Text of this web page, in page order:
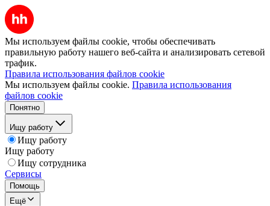
Мы используем файлы cookie, чтобы обеспечивать
правильную работу нашего веб-сайта и анализировать сетевой
трафик.
Правила использования файлов cookie
Мы используем файлы cookie. Правила использования
файлов cookie
Понятно
Ищу работу
Ищу работу
Ищу работу
Ищу сотрудника
Сервисы
Помощь
Ещё